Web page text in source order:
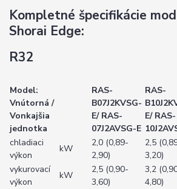
Kompletné špecifikácie
Shorai Edge:
R32
Model:
Vnútorná /
Vonkajšia
jednotka
RAS-
B07J2KVSG-
E/ RAS-
07J2AVSG-E
RAS-
E/ RAS-
chladiaci
výkon
kW
2,0 (0,89-
2,90)
2,5
3,20)
vykurovací
výkon
kW
2,5 (0,90-
3,60)
3,2
4,80)